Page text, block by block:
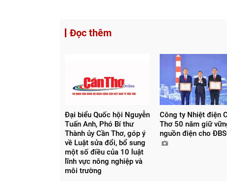
Đọc thêm
Đại biểu Quốc hội Nguyễn
Tuấn Anh, Phó Bí thư
Thành ủy Cần Thơ, góp ý
về Luật sửa đổi, bổ sung
một số điều của 10 luật
lĩnh vực nông nghiệp và
môi trường
Công ty Nhiệt điện
Thơ 50 năm giữ
nguồn điện cho